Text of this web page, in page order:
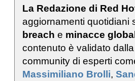
La Redazione di Red
aggiornamenti quotidiani
breach e minacce
contenuto è validato
community di esperti
Massimiliano Brolli,